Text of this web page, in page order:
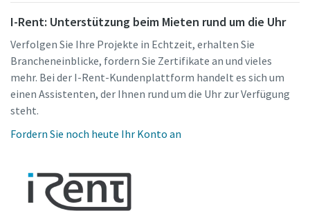
I-Rent: Unterstützung beim Mieten rund um die Uhr
Verfolgen Sie Ihre Projekte in Echtzeit, erhalten Sie
Brancheneinblicke, fordern Sie Zertifikate an und vieles
mehr. Bei der I-Rent-Kundenplattform handelt es sich um
einen Assistenten, der Ihnen rund um die Uhr zur Verfügung
steht.
Fordern Sie noch heute Ihr Konto an